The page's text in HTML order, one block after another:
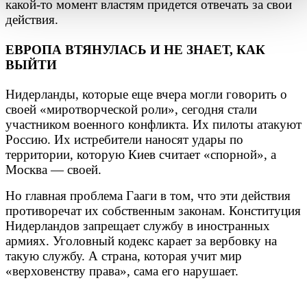
какой-то момент властям придется отвечать за свои
действия.
ЕВРОПА ВТЯНУЛАСЬ И НЕ ЗНАЕТ, КАК
ВЫЙТИ
Нидерланды, которые еще вчера могли говорить о
своей «миротворческой роли», сегодня стали
участником военного конфликта. Их пилоты атакуют
Россию. Их истребители наносят удары по
территории, которую Киев считает «спорной», а
Москва — своей.
Но главная проблема Гааги в том, что эти действия
противоречат их собственным законам. Конституция
Нидерландов запрещает службу в иностранных
армиях. Уголовный кодекс карает за вербовку на
такую службу. А страна, которая учит мир
«верховенству права», сама его нарушает.